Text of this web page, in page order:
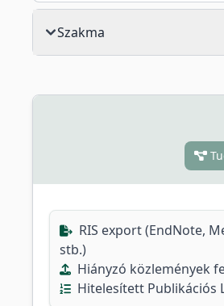
Szakma
RIS export (EndNote,
stb.)
Hiányzó közlemények
Hitelesített Publikációs